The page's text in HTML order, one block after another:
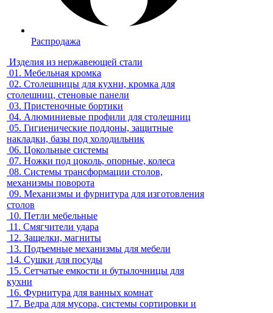
Распродажа
Изделия из нержавеющей стали
01. Мебельная кромка
02. Столешницы для кухни, кромка для
столешниц, стеновые панели
03. Пристеночные бортики
04. Алюминиевые профили для столешниц
05. Гигиенические поддоны, защитные
накладки, базы под холодильник
06. Цокольные системы
07. Ножки под цоколь, опорные, колеса
08. Системы трансформации столов,
механизмы поворота
09. Механизмы и фурнитура для изготовления
столов
10. Петли мебельные
11. Смягчители удара
12. Защелки, магниты
13. Подъемные механизмы для мебели
14. Сушки для посуды
15. Сетчатые емкости и бутылочницы для
кухни
16. Фурнитура для ванных комнат
17. Ведра для мусора, системы сортировки и